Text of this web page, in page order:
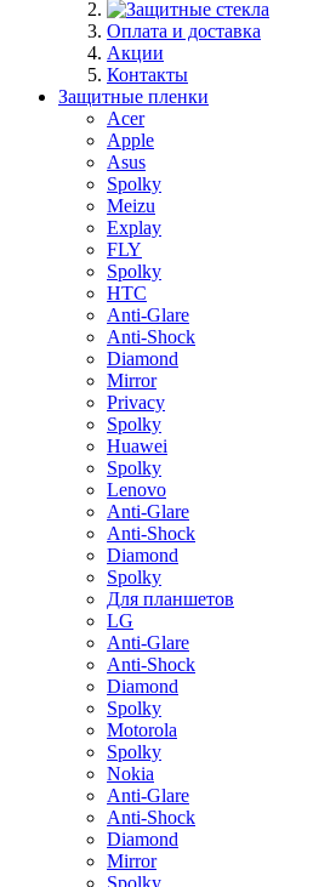
Оплата и доставка
Акции
Контакты
Защитные пленки
Acer
Apple
Asus
Spolky
Meizu
Explay
FLY
Spolky
HTC
Anti-Glare
Anti-Shock
Diamond
Mirror
Privacy
Spolky
Huawei
Spolky
Lenovo
Anti-Glare
Anti-Shock
Diamond
Spolky
Для планшетов
LG
Anti-Glare
Anti-Shock
Diamond
Spolky
Motorola
Spolky
Nokia
Anti-Glare
Anti-Shock
Diamond
Mirror